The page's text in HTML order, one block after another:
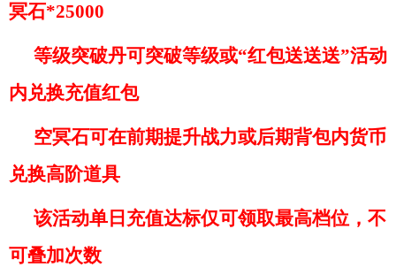
冥石*25000
等级突破丹可突破等级或“红包送送送”活动
内兑换充值红包
空冥石可在前期提升战力或后期背包内货币
兑换高阶道具
该活动单日充值达标仅可领取最高档位，不
可叠加次数